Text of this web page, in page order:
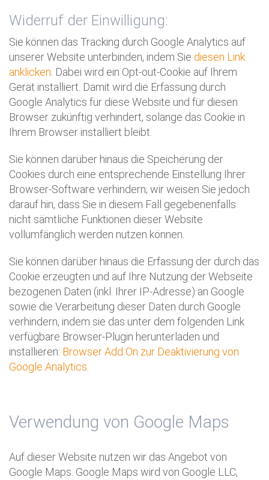
Widerruf der Einwilligung:
Sie können das Tracking durch Google Analytics auf
unserer Website unterbinden, indem Sie diesen Link
anklicken . Dabei wird ein Opt-out-Cookie auf Ihrem
Gerät installiert. Damit wird die Erfassung durch
Google Analytics für diese Website und für diesen
Browser zukünftig verhindert, solange das Cookie in
Ihrem Browser installiert bleibt.
Sie können darüber hinaus die Speicherung der
Cookies durch eine entsprechende Einstellung Ihrer
Browser-Software verhindern; wir weisen Sie jedoch
darauf hin, dass Sie in diesem Fall gegebenenfalls
nicht sämtliche Funktionen dieser Website
vollumfänglich werden nutzen können.
Sie können darüber hinaus die Erfassung der durch das
Cookie erzeugten und auf Ihre Nutzung der Webseite
bezogenen Daten (inkl. Ihrer IP-Adresse) an Google
sowie die Verarbeitung dieser Daten durch Google
verhindern, indem sie das unter dem folgenden Link
verfügbare Browser-Plugin herunterladen und
installieren: Browser Add On zur Deaktivierung von
Google Analytics
Verwendung von Google Maps
Auf dieser Website nutzen wir das Angebot von
Google Maps. Google Maps wird von Google LLC,